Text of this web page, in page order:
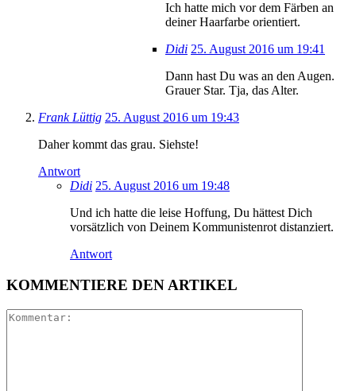
Ich hatte mich vor dem Färben an
deiner Haarfarbe orientiert.
Didi 25. August 2016 um 19:41
Dann hast Du was an den Augen.
Grauer Star. Tja, das Alter.
Frank Lüttig 25. August 2016 um 19:43
Daher kommt das grau. Siehste!
Antwort
Didi 25. August 2016 um 19:48
Und ich hatte die leise Hoffung, Du hättest Dich
vorsätzlich von Deinem Kommunistenrot distanziert.
Antwort
KOMMENTIERE DEN ARTIKEL